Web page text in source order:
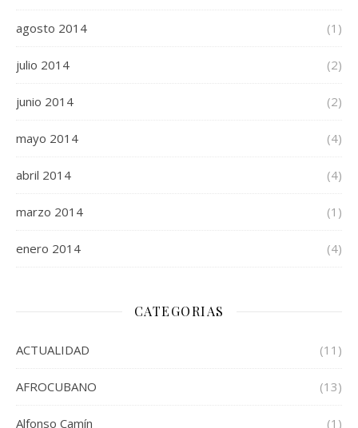
agosto 2014 (1)
julio 2014 (2)
junio 2014 (2)
mayo 2014 (4)
abril 2014 (4)
marzo 2014 (1)
enero 2014 (4)
CATEGORIAS
ACTUALIDAD (11)
AFROCUBANO (13)
Alfonso Camín (1)